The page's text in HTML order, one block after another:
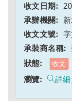
收文
詳